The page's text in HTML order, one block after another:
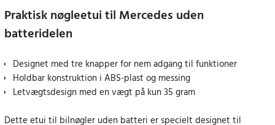
Praktisk nøgleetui til Mercedes uden
batteridelen
Designet med tre knapper for nem adgang til funktioner
Holdbar konstruktion i ABS-plast og messing
Letvægtsdesign med en vægt på kun 35 gram
Dette etui til bilnøgler uden batteri er specielt designet til